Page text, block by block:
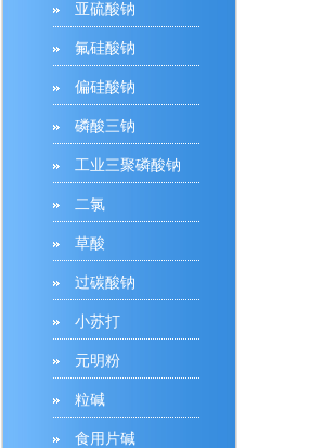
亚硫酸钠
氟硅酸钠
偏硅酸钠
磷酸三钠
工业三聚磷酸钠
二氯
草酸
过碳酸钠
小苏打
元明粉
粒碱
食用片碱